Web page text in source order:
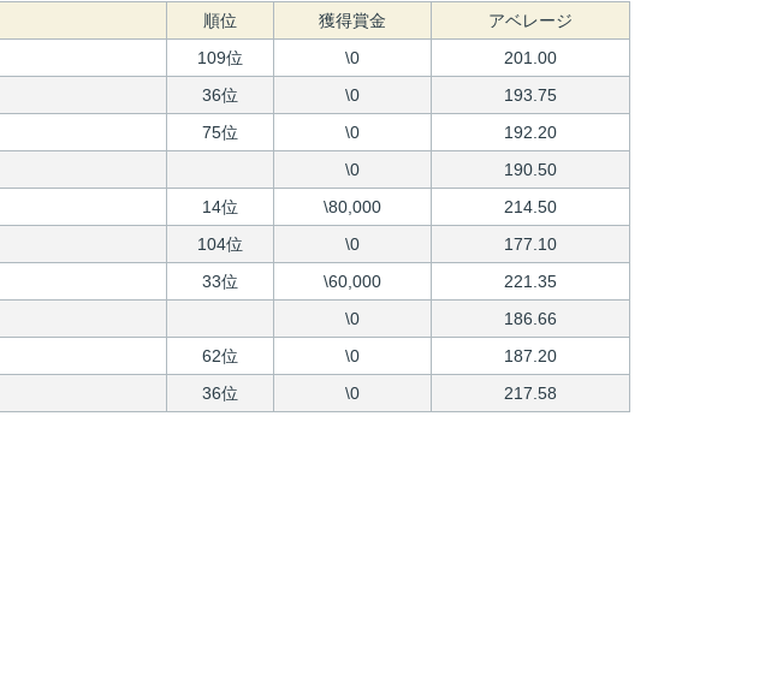
順位 獲得賞金
アベレージ
109位 \0
201.00
36位 \0
193.75
75位 \0
192.20
\0
190.50
14位 \80,000
214.50
104位 \0
177.10
33位 \60,000
221.35
\0
186.66
62位 \0
187.20
36位 \0 217.58